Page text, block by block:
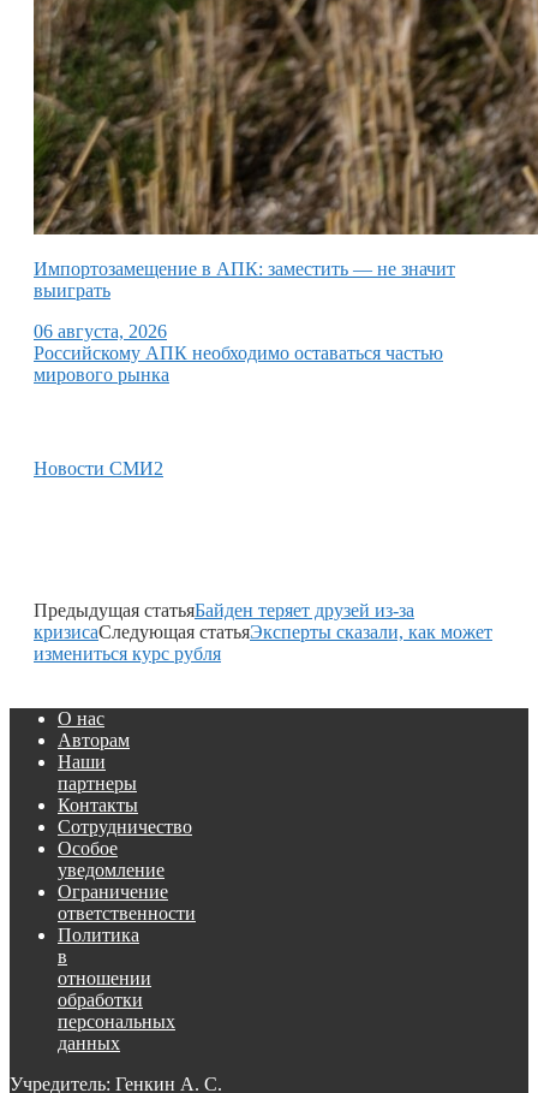
Импортозамещение в АПК: заместить — не значит
выиграть
06 августа, 2026
Российскому АПК необходимо оставаться частью
мирового рынка
Новости СМИ2
Предыдущая статьяБайден теряет друзей из-за
кризисаСледующая статьяЭксперты сказали, как может
измениться курс рубля
О нас
Авторам
Наши
партнеры
Контакты
Сотрудничество
Особое
уведомление
Ограничение
ответственности
Политика
в
отношении
обработки
персональных
данных
Учредитель: Генкин А. С.